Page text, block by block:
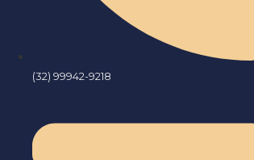
(32) 99942-9218